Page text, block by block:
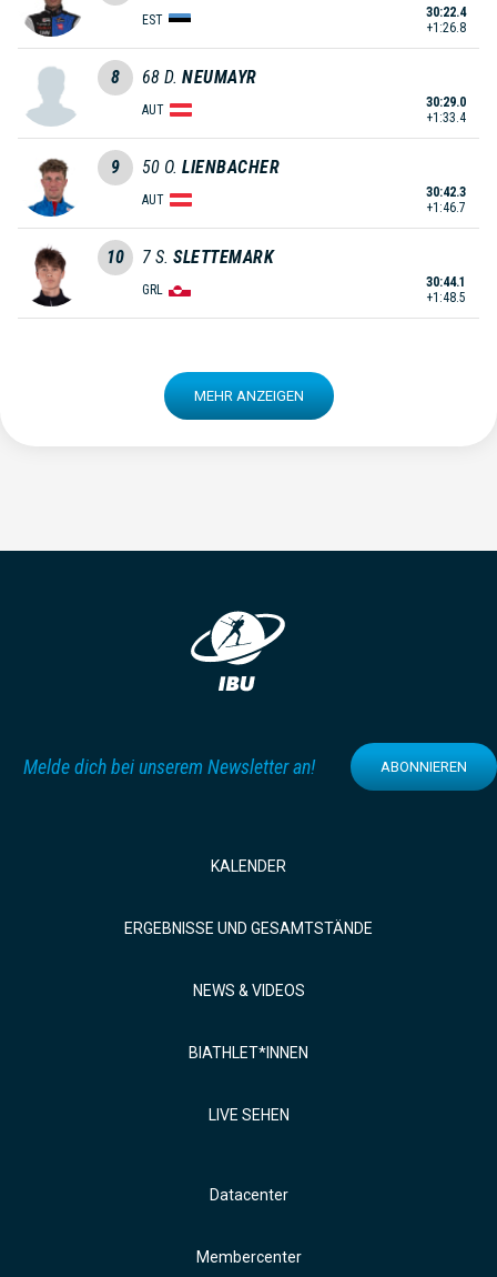
EST
30:22.4
+1:26.8
8 68 D. NEUMAYR
AUT
30:29.0
+1:33.4
9 50 O. LIENBACHER
AUT
30:42.3
+1:46.7
10 7 S. SLETTEMARK
GRL
30:44.1
+1:48.5
MEHR ANZEIGEN
Melde dich bei unserem Newsletter an! ABONNIEREN
KALENDER
ERGEBNISSE UND GESAMTSTÄNDE
NEWS & VIDEOS
BIATHLET*INNEN
LIVE SEHEN
Datacenter
Membercenter